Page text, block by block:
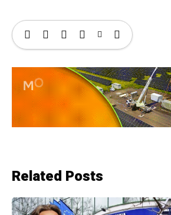
Related Posts